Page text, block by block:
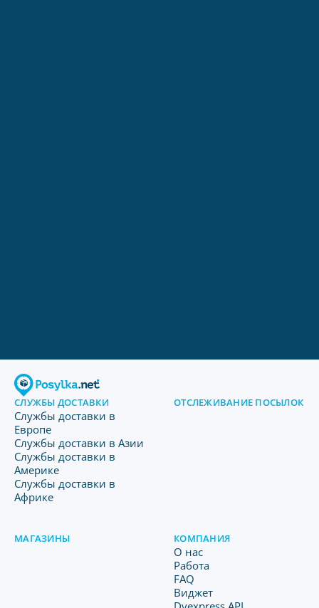
СЛУЖБЫ ДОСТАВКИ
Службы доставки в
Европе
Службы доставки в Азии
Службы доставки в
Америке
Службы доставки в
Африке
ОТСЛЕЖИВАНИЕ ПОСЫЛОК
МАГАЗИНЫ КОМПАНИЯ
O нас
Работа
FAQ
Виджет